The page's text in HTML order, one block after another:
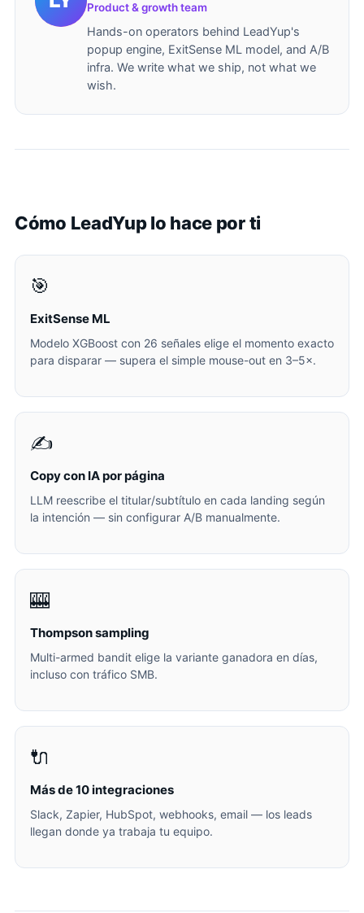
Product & growth team
Hands-on operators behind LeadYup's
popup engine, ExitSense ML model, and A/B
infra. We write what we ship, not what we
wish.
Cómo LeadYup lo hace por ti
🎯
ExitSense ML
Modelo XGBoost con 26 señales elige el momento exacto
para disparar — supera el simple mouse-out en 3–5×.
✍️
Copy con IA por página
LLM reescribe el titular/subtítulo en cada landing según
la intención — sin configurar A/B manualmente.
🎰
Thompson sampling
Multi-armed bandit elige la variante ganadora en días,
incluso con tráfico SMB.
🔌
Más de 10 integraciones
Slack, Zapier, HubSpot, webhooks, email — los leads
llegan donde ya trabaja tu equipo.